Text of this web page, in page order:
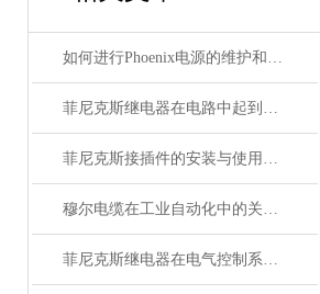
如何进行Phoenix电源的维护和保养？
菲尼克斯继电器在电路中起到什么作用？
菲尼克斯接插件的安装与使用技巧
穆尔电缆在工业自动化中的关键角色
菲尼克斯继电器在电气控制系统中的应用